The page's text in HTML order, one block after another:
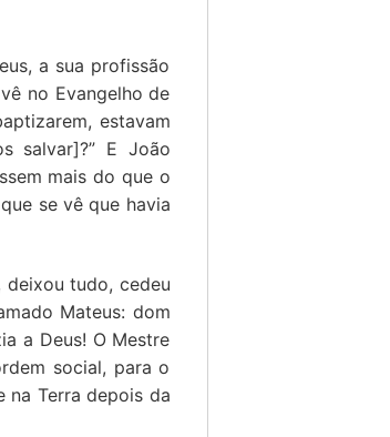
a sua profissão
no Evangelho de
estavam
salvar]?” E João
mais do que o
se vê que havia
deixou tudo, cedeu
Mateus: dom
a Deus! O Mestre
social, para o
na Terra depois da